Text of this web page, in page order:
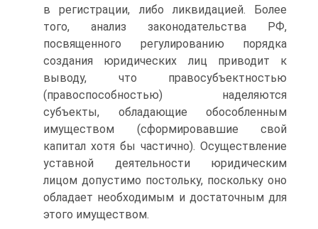
в регистрации, либо ликвидацией. Более
того, анализ законодательства РФ,
посвященного регулированию порядка
создания юриди­ческих лиц приводит к
выводу, что правосубъектностью
(правоспособностью) на­деляются
субъекты, обладающие обособленным
имуществом (сформировавшие свой
капитал хотя бы частично). Осуществление
уставной деятельности юриди­ческим
лицом допустимо постольку, поскольку оно
обладает необходимым и дос­таточным для
этого имуществом.